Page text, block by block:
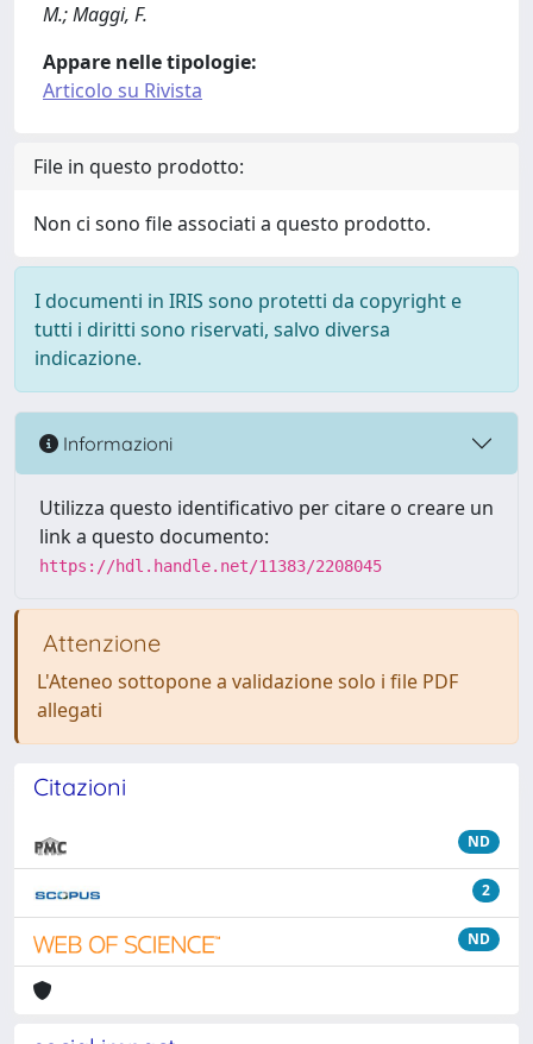
M.; Maggi, F.
Appare nelle tipologie:
Articolo su Rivista
File in questo prodotto:
Non ci sono file associati a questo prodotto.
I documenti in IRIS sono protetti da copyright e
tutti i diritti sono riservati, salvo diversa
indicazione.
Informazioni
Utilizza questo identificativo per citare o creare un
link a questo documento:
https://hdl.handle.net/11383/2208045
Attenzione
L'Ateneo sottopone a validazione solo i file PDF
allegati
Citazioni
ND
2
ND